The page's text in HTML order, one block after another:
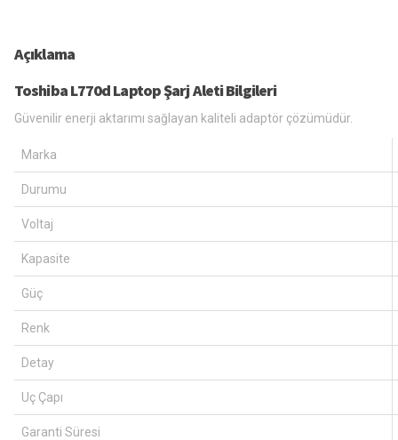
Açıklama
Toshiba L770d Laptop Şarj Aleti Bilgileri
Güvenilir enerji aktarımı sağlayan kaliteli adaptör çözümüdür.
Marka
Durumu
Voltaj
Kapasite
Güç
Renk
Detay
Uç Çapı
Garanti Süresi